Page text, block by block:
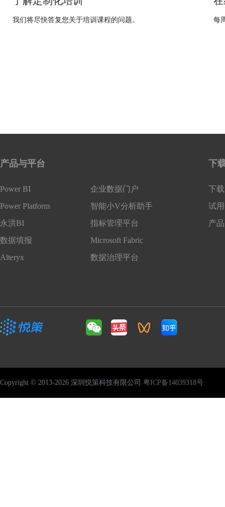
我们将尽快答复您关于培训课程的问题。 每
产品与平台
Power BI
企业数据门户
Power Platform
智能小V分析助手
永洪BI
指标管理平台
数据填报
Microsoft Fabric
Alteryx
数据治理平台
下
下
试
产
Copyright © 2013-2026 深圳悦策科技有限公司 粤ICP备14039318号